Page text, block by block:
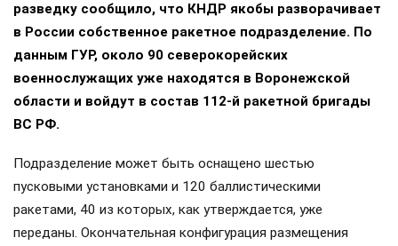
разведку сообщило, что КНДР якобы разворачивает
в России собственное ракетное подразделение. По
данным ГУР, около 90 северокорейских
военнослужащих уже находятся в Воронежской
области и войдут в состав 112-й ракетной бригады
ВС РФ.
Подразделение может быть оснащено шестью
пусковыми установками и 120 баллистическими
ракетами, 40 из которых, как утверждается, уже
переданы. Окончательная конфигурация размещения